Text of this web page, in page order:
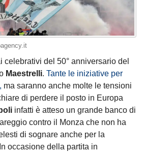
celebrativi del 50° anniversario del
Maestrelli. Tante le iniziative per
ma saranno anche molte le tensioni
di perdere il posto in Europa
infatti è atteso un grande banco di
contro il Monza che non ha
di sognare anche per la
occasione della partita in